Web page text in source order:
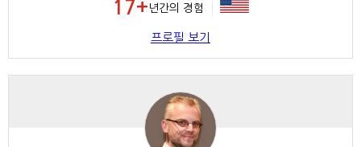
17+ 년간의 경험
프로필 보기